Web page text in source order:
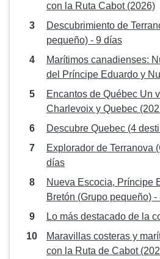
con la Ruta Cabot (2026)
Descubrimiento de
pequeño) - 9 días
Marítimos canadienses:
del Príncipe Eduardo y
Encantos de Québec Un
Charlevoix y Quebec
Descubre Quebec (4
Explorador de Terranova
días
Nueva Escocia, Príncipe
Bretón (Grupo pequeño) -
Lo más destacado de la
Maravillas costeras y
con la Ruta de Cabot